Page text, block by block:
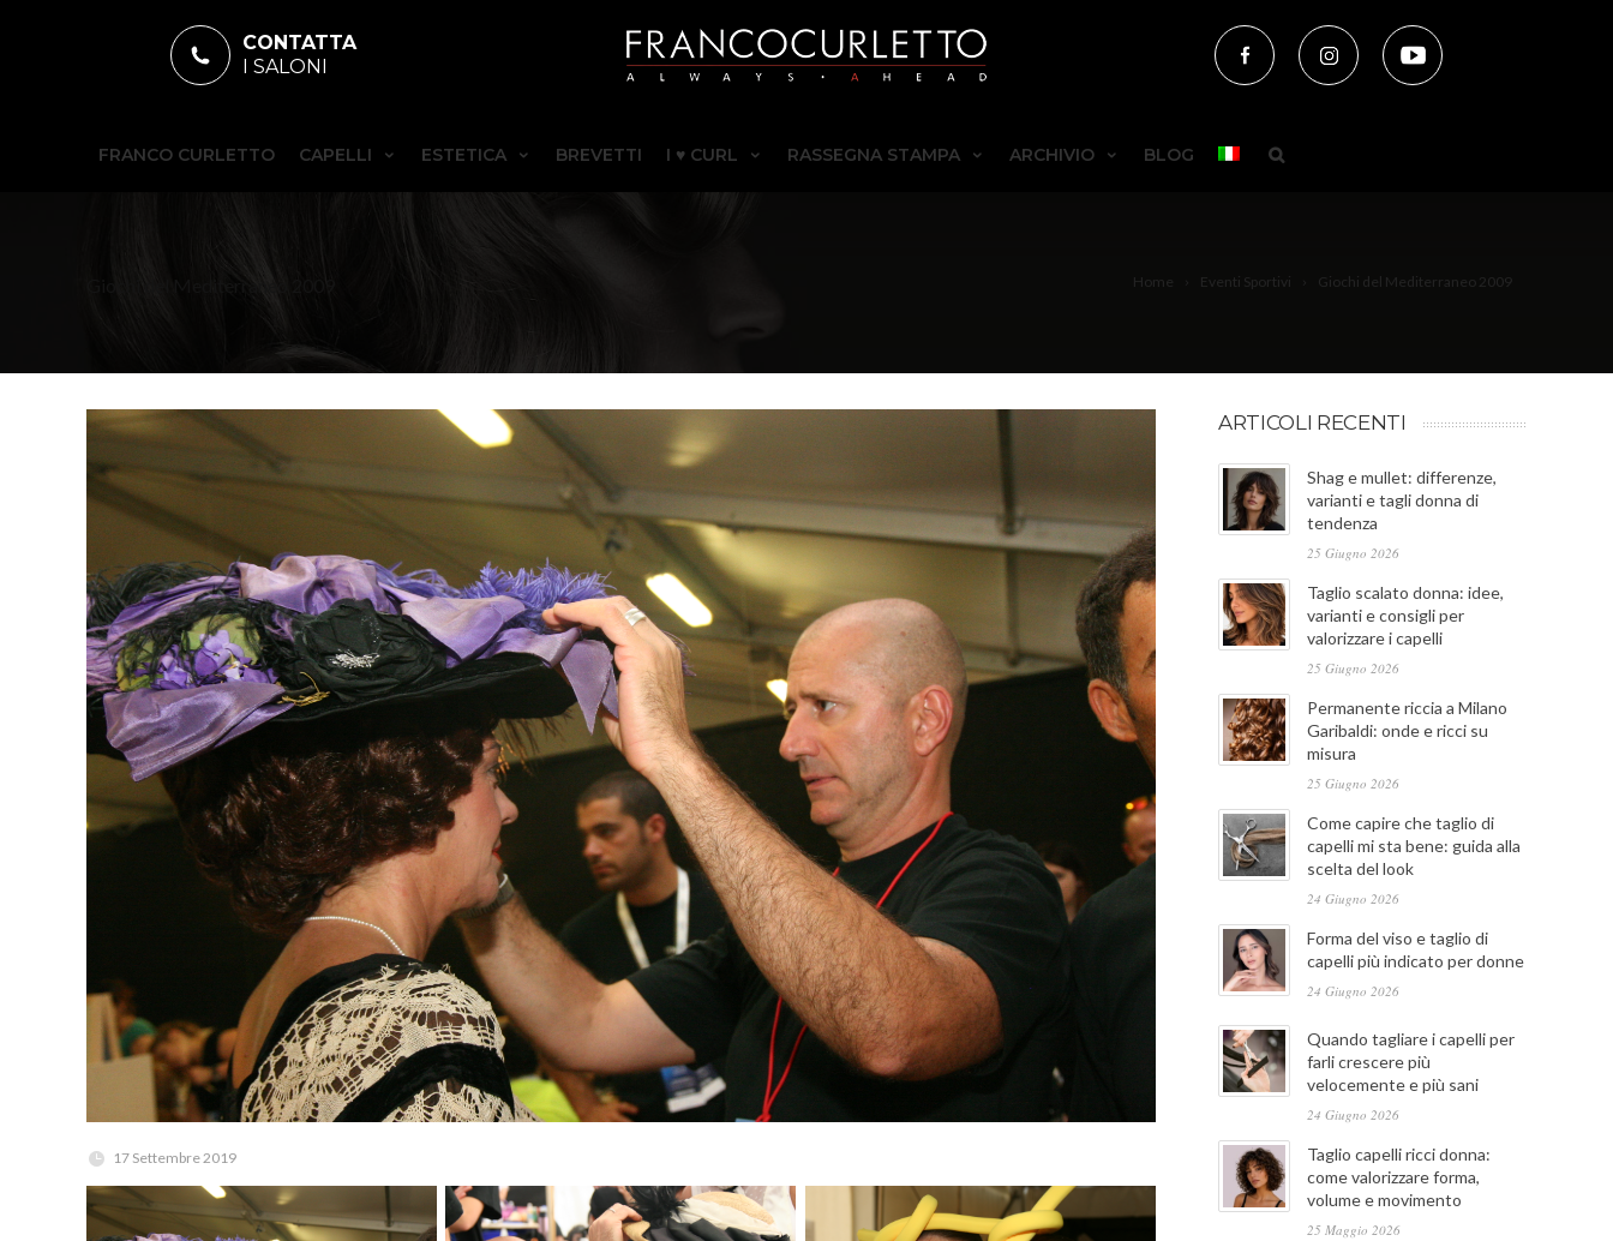
CONTATTA
I SALONI
FRANCO CURLETTO CAPELLI ESTETICA BREVETTI I ♥ CURL RASSEGNA STAMPA ARCHIVIO BLOG
Home Eventi Sportivi Giochi del Mediterraneo 2009
17 Settembre 2019
ARTICOLI RECENTI
Shag e mullet: differenze,
varianti e tagli donna di
tendenza
25 Giugno 2026
Taglio scalato donna: idee,
varianti e consigli per
valorizzare i capelli
25 Giugno 2026
Permanente riccia a Milano
Garibaldi: onde e ricci su
misura
25 Giugno 2026
Come capire che taglio di
capelli mi sta bene: guida alla
scelta del look
24 Giugno 2026
Forma del viso e taglio di
capelli più indicato per donne
24 Giugno 2026
Quando tagliare i capelli per
farli crescere più
velocemente e più sani
24 Giugno 2026
Taglio capelli ricci donna:
come valorizzare forma,
volume e movimento
25 Maggio 2026